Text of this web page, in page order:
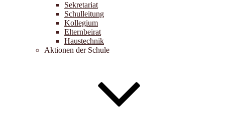
Sekretariat
Schulleitung
Kollegium
Elternbeirat
Haustechnik
Aktionen der Schule